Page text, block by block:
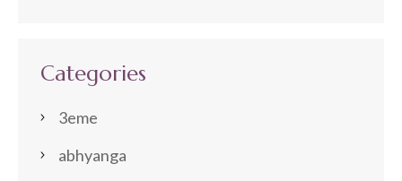
Categories
3eme
abhyanga